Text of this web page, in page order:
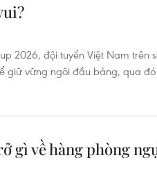
2026, đội tuyển Việt Nam trên
giữ vững ngôi đầu bảng, qua
gì về hàng phòng